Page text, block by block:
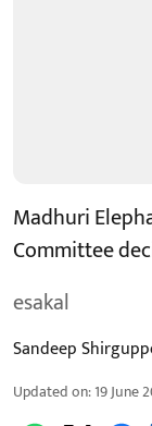
Madhuri
Committee
esakal
Sandeep
Updated on:19 June